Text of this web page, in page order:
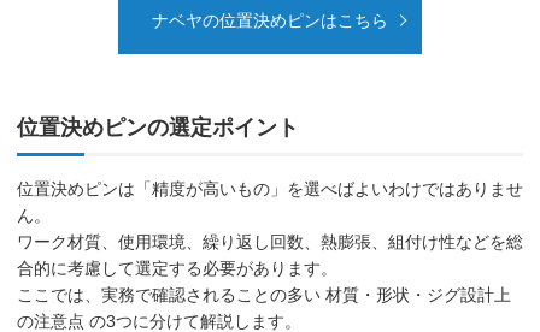
ナベヤの位置決めピンはこちら
位置決めピンの選定ポイント
位置決めピンは「精度が高いもの」を選べばよいわけではありませ
ん。
ワーク材質、使用環境、繰り返し回数、熱膨張、組付け性などを総
合的に考慮して選定する必要があります。
ここでは、実務で確認されることの多い 材質・形状・ジグ設計上
の注意点 の3つに分けて解説します。